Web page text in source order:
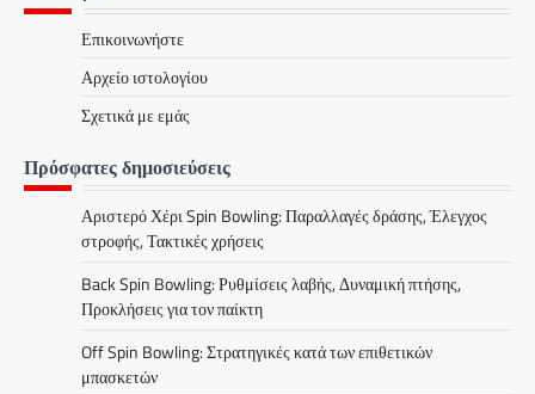
Επικοινωνήστε
Αρχείο ιστολογίου
Σχετικά με εμάς
Πρόσφατες δημοσιεύσεις
Αριστερό Χέρι Spin Bowling: Παραλλαγές δράσης, Έλεγχος
στροφής, Τακτικές χρήσεις
Back Spin Bowling: Ρυθμίσεις λαβής, Δυναμική πτήσης,
Προκλήσεις για τον παίκτη
Off Spin Bowling: Στρατηγικές κατά των επιθετικών
μπασκετών